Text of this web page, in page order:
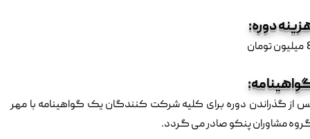
دوره:
از گذراندن دوره برای کلیه شرکت کنندگان یک گواهینامه با مهر
مشاوران پنکو صادر می گردد.